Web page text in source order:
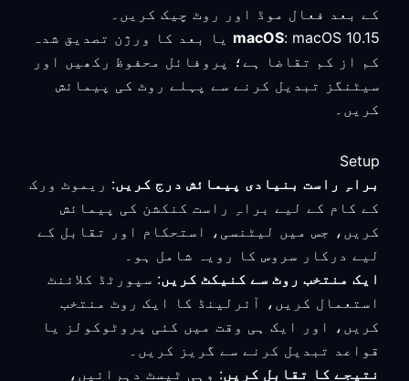
کے بعد فعال موڈ اور روٹ چیک کریں۔
macOS : macOS 10.15 یا بعد کا ورژن تصدیق شدہ
کم از کم تقاضا ہے؛ پروفائل محفوظ رکھیں اور
سیٹنگز تبدیل کرنے سے پہلے روٹ کی پیمائش
کریں۔
Setup
براہِ راست بنیادی پیمائش درج کریں: ریموٹ ورک
کے کام کے لیے براہِ راست کنکشن کی پیمائش
کریں، جس میں لیٹنسی، استحکام اور تقابل کے
لیے درکار سروس کا رویہ شامل ہو۔
ایک منتخب روٹ سے کنیکٹ کریں: سپورٹڈ کلائنٹ
استعمال کریں، آئرلینڈ کا ایک روٹ منتخب
کریں، اور ایک ہی وقت میں کئی پروٹوکولز یا
قواعد تبدیل کرنے سے گریز کریں۔
نتیجے کا تقابل کریں: وہی ٹیسٹ دہرائیں،